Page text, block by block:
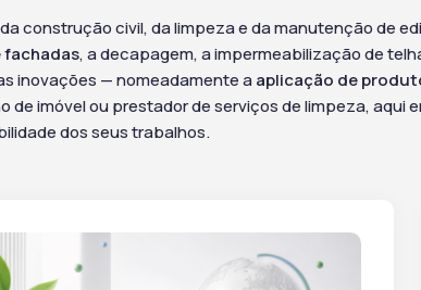
construção civil, da limpeza e da manutenção de
fachadas, a decapagem, a impermeabilização de
inovações — nomeadamente a aplicação de
imóvel ou prestador de serviços de limpeza,
dos seus trabalhos.